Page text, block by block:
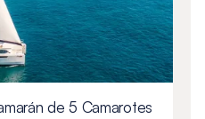
de 5 Camarotes